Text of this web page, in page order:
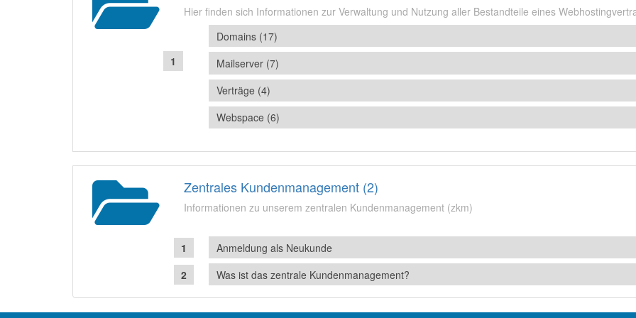
Hier finden sich Informationen zur Verwaltung und Nutzung aller Bestandteile eines
Domains (17)
Mailserver (7)
Verträge (4)
Webspace (6)
Zentrales Kundenmanagement (2)
Informationen zu unserem zentralen Kundenmanagement (zkm)
Anmeldung als Neukunde
Was ist das zentrale Kundenmanagement?